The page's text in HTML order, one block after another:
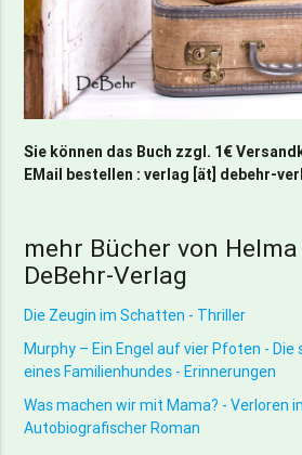
Sie können das Buch zzgl. 1€
EMail bestellen : verlag [ät] debehr-
mehr Bücher von
DeBehr-Verlag
Die Zeugin im Schatten - Thriller
Murphy – Ein Engel auf vier Pfoten -
eines Familienhundes - Erinnerungen
Was machen wir mit Mama? - Verloren
Autobiografischer Roman